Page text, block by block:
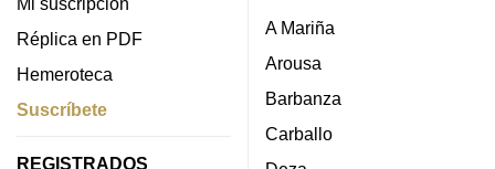
Réplica en PDF
Hemeroteca
Suscríbete
REGISTRADOS
A Mariña
Arousa
Barbanza
Carballo